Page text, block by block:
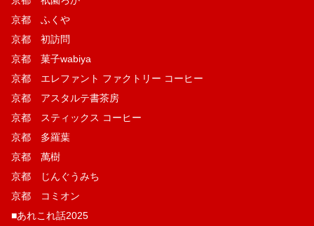
京都 ふくや
京都 初訪問
京都 菓子wabiya
京都 エレファント ファクトリー コーヒー
京都 アスタルテ書茶房
京都 スティックス コーヒー
京都 多羅葉
京都 萬樹
京都 じんぐうみち
京都 コミオン
■あれこれ話2025